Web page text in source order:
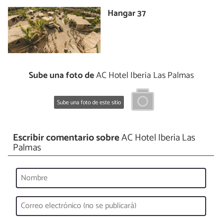
Hangar 37
Sube una foto deAC Hotel Iberia Las Palmas
Sube una foto de este sitio
Escribir comentario sobreAC Hotel Iberia Las
Palmas